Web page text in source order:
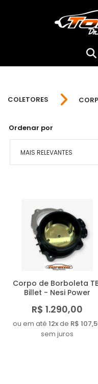
COLETORES
Ordenar por
MAIS RELEVANTES
MAIOR PREÇO
Corpo de Borboleta
Billet - Nesi Power
R$ 1.290,00
ou em até 12xde R$
sem juros